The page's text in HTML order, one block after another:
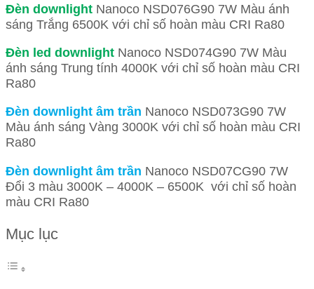
Đèn downlight Nanoco NSD076G90 7W Màu ánh
sáng Trắng 6500K với chỉ số hoàn màu CRI Ra80
Đèn led downlight Nanoco NSD074G90 7W Màu
ánh sáng Trung tính 4000K với chỉ số hoàn màu CRI
Ra80
Đèn downlight âm trần Nanoco NSD073G90 7W
Màu ánh sáng Vàng 3000K với chỉ số hoàn màu CRI
Ra80
Đèn downlight âm trần Nanoco NSD07CG90 7W
Đổi 3 màu 3000K – 4000K – 6500K với chỉ số hoàn
màu CRI Ra80
Mục lục